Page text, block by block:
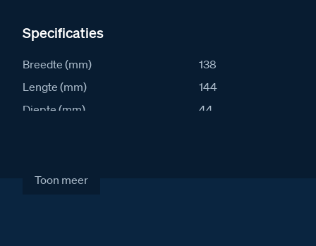
Specificaties
Breedte (mm)
138
Lengte (mm)
144
Diepte (mm)
44
Stroomafname in rust (mA)
Toon meer